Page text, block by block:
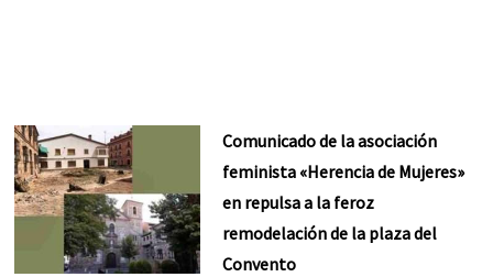
Comunicado de la asociación
feminista «Herencia de Mujeres»
en repulsa a la feroz
remodelación de la plaza del
Convento